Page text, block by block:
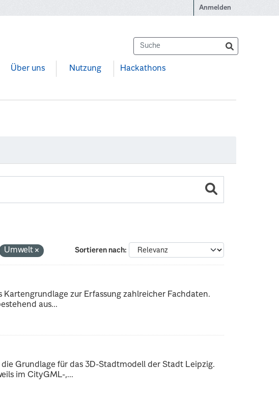
Anmelden
Über uns Nutzung Hackathons
Sortieren nach
Umwelt
zur Erfassung zahlreicher Fachdaten.
aus...
Grundlage für das 3D-Stadtmodell der Stadt Leipzig.
im CityGML-,...